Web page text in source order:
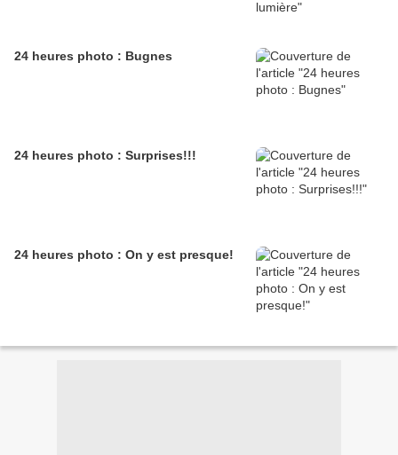
24 heures photo : Bugnes
24 heures photo : Surprises!!!
24 heures photo : On y est presque!